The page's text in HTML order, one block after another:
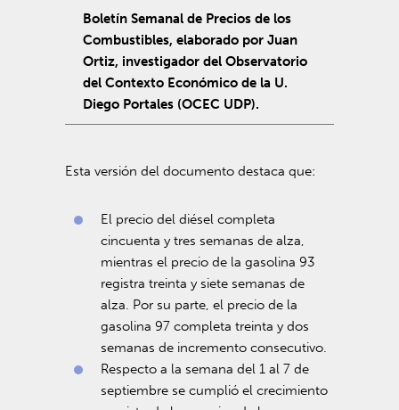
Boletín Semanal de Precios de los
Combustibles, elaborado por Juan
Ortiz, investigador del Observatorio
del Contexto Económico de la U.
Diego Portales (OCEC UDP).
Esta versión del documento destaca que:
El precio del diésel completa
cincuenta y tres semanas de alza,
mientras el precio de la gasolina 93
registra treinta y siete semanas de
alza. Por su parte, el precio de la
gasolina 97 completa treinta y dos
semanas de incremento consecutivo.
Respecto a la semana del 1 al 7 de
septiembre se cumplió el crecimiento